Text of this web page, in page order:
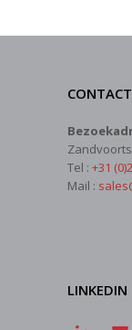
Tel : +31
Mail :
LINKEDIN